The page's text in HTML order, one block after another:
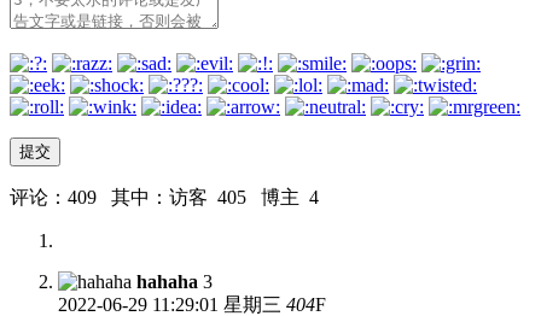
评论：409 其中：访客 405 博主 4
hahaha 3
2022-06-29 11:29:01 星期三 404F